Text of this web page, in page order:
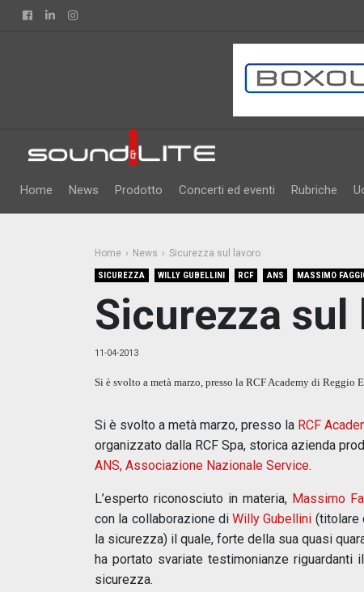
FacebookLinkedin
Home News Prodotto Concerti ed eventi Rubriche
Home News Sicurezza sul lavoro
SICUREZZA WILLY GUBELLINI RCF ANS MASSIMO
Sicurezza sul
11-04-2013
Si è svolto a metà marzo, presso la RCF Academy di Reggio
Si è svolto a metà marzo, presso la RCF
organizzato dalla RCF Spa, storica azienda
ANS, Associazione Nazionale Service.
L’esperto riconosciuto in materia, Massimo
con la collaborazione diWilly Gubellini (titolare
la sicurezza) il quale, forte della sua quasi
ha portato svariate testimonianze
sicurezza.